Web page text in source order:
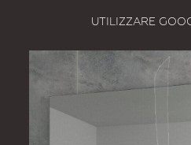
UTILIZZARE